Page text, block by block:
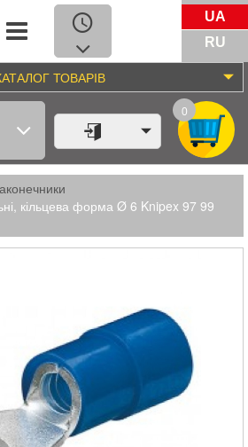
UA
RU
ТОВАРІВ
0
кільцева форма Ø 6 Knipex 97 99